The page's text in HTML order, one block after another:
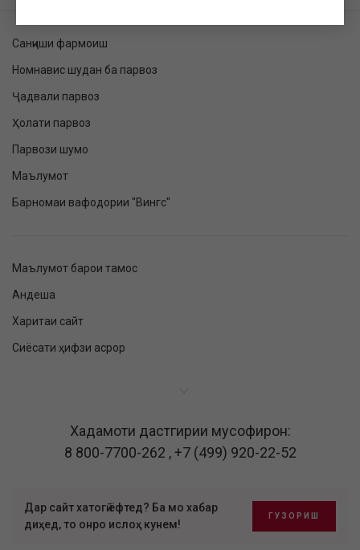
Санҷиши фармоиш
Номнавис шудан ба парвоз
Ҷадвали парвоз
Ҳолати парвоз
Парвози шумо
Маълумот
Барномаи вафодории "Вингс"
Маълумот барои тамос
Андеша
Харитаи сайт
Сиёсати ҳифзи асрор
Хадамоти дастгирии мусофирон:
8 800-7700-262 ,+7 (499) 920-22-52
Дар сайт хатогӣ ёфтед? Ба мо хабар
диҳед, то онро ислоҳ кунем!
ГУЗОРИШ